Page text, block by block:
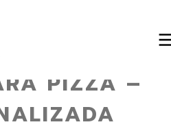
PIZZA –